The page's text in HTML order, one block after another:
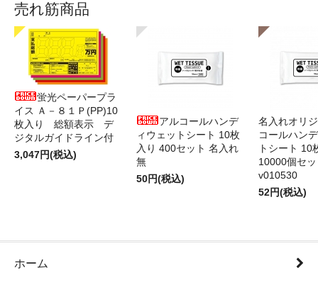
売れ筋商品
蛍光ペーパープラ
イス Ａ－８１Ｐ(PP)10
枚入り 総額表示 デ
ジタルガイドライン付
3,047円(税込)
アルコールハンデ
ィウェットシート 10枚
入り 400セット 名入れ
無
50円(税込)
名入れオリ
コールハン
トシート 10
10000個セ
v010530
52円(税込)
ホーム